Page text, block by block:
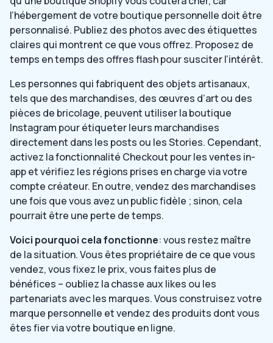
l’hébergement de votre boutique personnelle doit être
personnalisé. Publiez des photos avec des étiquettes
claires qui montrent ce que vous offrez. Proposez de
temps en temps des offres flash pour susciter l’intérêt.
Les personnes qui fabriquent des objets artisanaux,
tels que des marchandises, des œuvres d’art ou des
pièces de bricolage, peuvent utiliser la boutique
Instagram pour étiqueter leurs marchandises
directement dans les posts ou les Stories. Cependant,
activez la fonctionnalité Checkout pour les ventes in-
app et vérifiez les régions prises en charge via votre
compte créateur. En outre, vendez des marchandises
une fois que vous avez un public fidèle ; sinon, cela
pourrait être une perte de temps.
Voici pourquoi cela fonctionne: vous restez maître
de la situation. Vous êtes propriétaire de ce que vous
vendez, vous fixez le prix, vous faites plus de
bénéfices – oubliez la chasse aux likes ou les
partenariats avec les marques. Vous construisez votre
marque personnelle et vendez des produits dont vous
êtes fier via votre boutique en ligne.